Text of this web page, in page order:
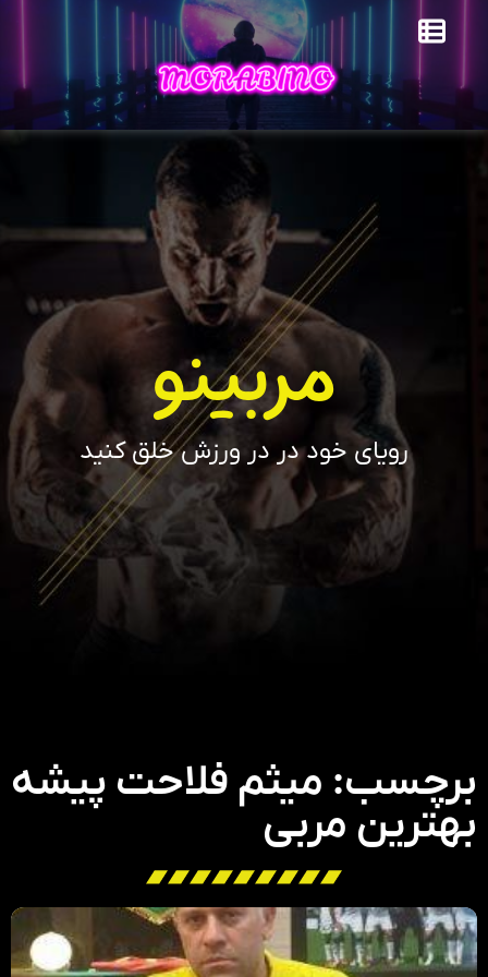
مربینو
رویای خود در در ورزش خلق کنید
برچسب: میثم فلاحت پیشه
بهترین مربی